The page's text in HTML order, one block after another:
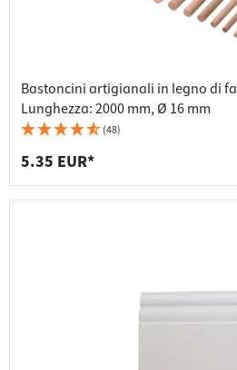
Bastoncini artigianali in legno di
Lunghezza: 2000 mm, Ø 16 mm
(48)
5.35 EUR*